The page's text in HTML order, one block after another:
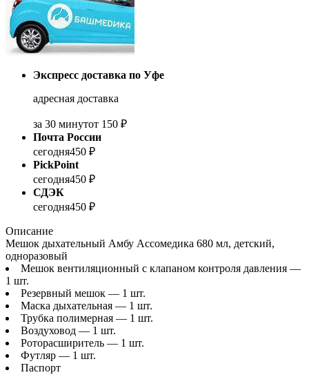
Экспресс доставка по Уфе
адресная доставка
за 30 минутот 150 ₽
Почта России
сегодня450 ₽
PickPoint
сегодня450 ₽
СДЭК
сегодня450 ₽
Описание
Мешок дыхательный Амбу Ассомедика 680 мл, детский,
одноразовый
Мешок вентиляционный с клапаном контроля давления —
1 шт.
Резервный мешок — 1 шт.
Маска дыхательная — 1 шт.
Трубка полимерная — 1 шт.
Воздуховод — 1 шт.
Роторасширитель — 1 шт.
Футляр — 1 шт.
Паспорт